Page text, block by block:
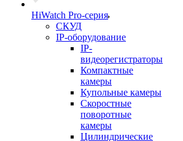
HiWatch Pro-серия
CКУД
IP-оборудование
IP-
видеорегистраторы
Компактные
камеры
Купольные камеры
Скоростные
поворотные
камеры
Цилиндрические